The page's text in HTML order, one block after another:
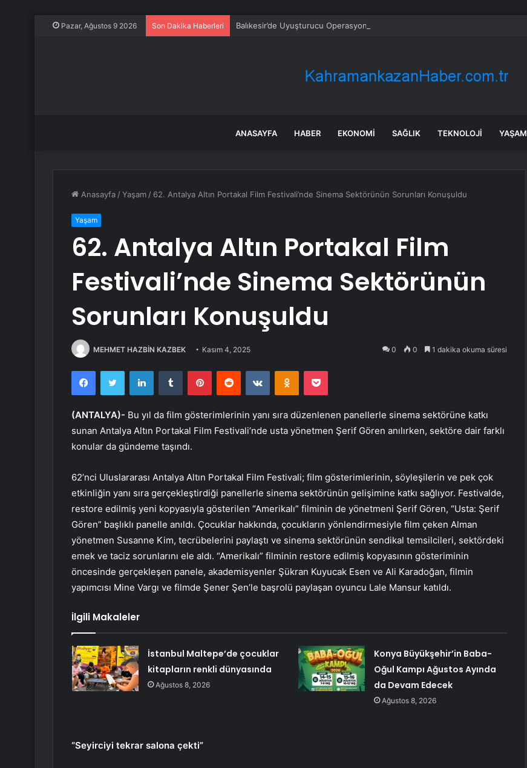
Pazar, Ağustos 9 2026 Son Dakika Haberleri Balıkesir’de Uyuşturucu Operasyonu: 2 Kilo Ele Geçirildi
ANASAYFA HABER EKONOMI SAĞLIK TEKNOLOJI YAŞAM
Anasayfa /Yaşam / 62. Antalya Altın Portakal Film Festivali’nde Sinema Sektörünün Sorunları Konuşuldu
Yaşam
62. Antalya Altın Portakal Film
Festivali’nde Sinema Sektörünün
Sorunları Konuşuldu
MEHMET HAZBİN KAZBEK Kasım 4, 2025 0 0 1 dakika okuma süresi
FacebookTwitter LinkedInTumblr PinterestReddit VKontakteOdnoklassniki
Pocket
(ANTALYA)- Bu yıl da film gösterimlerinin yanı sıra düzenlenen panellerle sinema sektörüne katkı
sunan Antalya Altın Portakal Film Festivali’nde usta yönetmen Şerif Gören anılırken, sektöre dair farklı
konular da gündeme taşındı.
62’nci Uluslararası Antalya Altın Portakal Film Festivali; film gösterimlerinin, söyleşilerin ve pek çok
etkinliğin yanı sıra gerçekleştirdiği panellerle sinema sektörünün gelişimine katkı sağlıyor. Festivalde,
restore edilmiş yeni kopyasıyla gösterilen “Amerikalı” filminin de yönetmeni Şerif Gören, “Usta: Şerif
Gören” başlıklı panelle anıldı. Çocuklar hakkında, çocukların yönlendirmesiyle film çeken Alman
yönetmen Susanne Kim, tecrübelerini paylaştı ve sinema sektörünün sendikal temsilcileri, sektördeki
emek ve taciz sorunlarını ele aldı. “Amerikalı” filminin restore edilmiş kopyasının gösteriminin
öncesinde gerçekleşen panele, akademisyenler Şükran Kuyucak Esen ve Ali Karadoğan, filmin
yapımcısı Mine Vargı ve filmde Şener Şen’le başrolü paylaşan oyuncu Lale Mansur katıldı.
İlgili Makaleler
İstanbul Maltepe’de çocuklar
kitapların renkli dünyasında
Ağustos 8, 2026
Konya Büyükşehir’in Baba-
Oğul Kampı Ağustos Ayında
da Devam Edecek
Ağustos 8, 2026
“Seyirciyi tekrar salona çekti”